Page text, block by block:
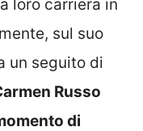
loro carriera in
sul suo
un seguito di
Russo
di